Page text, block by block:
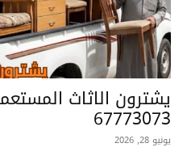
يشترون الاثاث
67773073
يونيو 28, 2026